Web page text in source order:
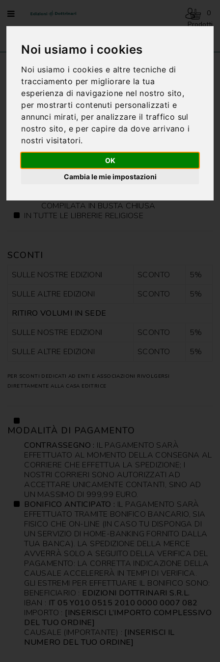
Noi usiamo i cookies
Noi usiamo i cookies e altre tecniche di
tracciamento per migliorare la tua
esperienza di navigazione nel nostro sito,
per mostrarti contenuti personalizzati e
annunci mirati, per analizzare il traffico sul
nostro sito, e per capire da dove arrivano i
nostri visitatori.
OK
Cambia le mie impostazioni
Menu
BENEDIZIONI
DELLA
FAMIGLIA
BIOGRAFIA
CARTONCINI
PREGHIERE
CATECHESI
SACRAMENTALE
CATECHISMI
-
LITURGIA
SCRITTURA
DOCUMENTI
LITURGIA
CANTI
NOVENA
PERGAMENE
PREGHIERE
REGISTRI
PARROCCHIALI
SCRITTURA
SPIRITUALITA'
STORIA
VARIE
VARIE
0
Prodotti
Termini E Condizioni
ORDINI
I VOLUMI POSSO ESSERE RICHIESTI:
DIRETTAMENTE ALLA CASA EDITRICE
PER TELEFONO, AL NUMERO 089/271297
PER POSTA ELETTRONICA, ALL'INDIRIZZO
MAIL ACQUISTI@EDIZIONIDOTTRINARI.IT
DAL SITO INTERNET,
COMPILATA IN BUSTA CHIUSA
IN TUTTE LE LIBRERIE RELIGIOSE
SCONTI
SULLE NOSTRE EDIZIONI SCONTO
5%
SULLE ALTRE EDIZIONI
SCONTO
5%
RITIRO VOLUMI IN SEDE
SULLE NOSTRE EDIZIONI
SCONTO
5%
SULLE ALTRE EDIZIONI
SCONTO 5%
PER SCONTI DEDICATI AD ENTI E ASSOCIAZIONI RIVOLGERSI
DIRETTAMENTE ALLA CASA EDITRICE
MODALITÀ DI PAGAMENTO
CONTRASSEGNO : IL PAGAMENTO SARÀ
EFFETTUATO AL MOMENTO DELLA CONSEGNA AL
CORRIERE CHE EFFETTUA LA SPEDIZIONE; I
NOSTRI CORRIERI SONO AUTORIZZATI AD
ACCETTARE UNICAMENTE CONTANTI, SINO AD
UN MASSIMO DI 999,99 EURO.
BONIFICO ANTICIPATO : IL PAGAMENTO SARÀ
EFFETTUATO TRAMITE BONIFICO BANCARIO, SIA
FISICO CHE ON-LINE (IN CASO TU DISPONGA DI
UN SERVIZIO DI HOME-BANKING FORNITO DALLA
TUA BANCA). LA SPEDIZIONE DELLA MERCE
AVVERRÀ SOLO A SEGUITO DELLA VERIFICA DEL
PAGAMENTO: LA CORRETTA INDICAZIONE DELLA
CAUSALE ACCELERERÀ IN TEMPI DI VERIFICA.
GLI ESTREMI PER EFFETTUARE IL BONIFICO SONO:
BENEFICIARIO : EDIZIONI DOTTRINARI S.R.L.
IBAN : IT 05 Y010 0515 2010 0000 0007 082
IMPORTO : [INSERISCI L’IMPORTO COMPLESSIVO
DEL TUO ORDINE]
CAUSALE (IMPORTANTE) : [INSERISCI IL
NUMERO DEL TUO ORDINE]